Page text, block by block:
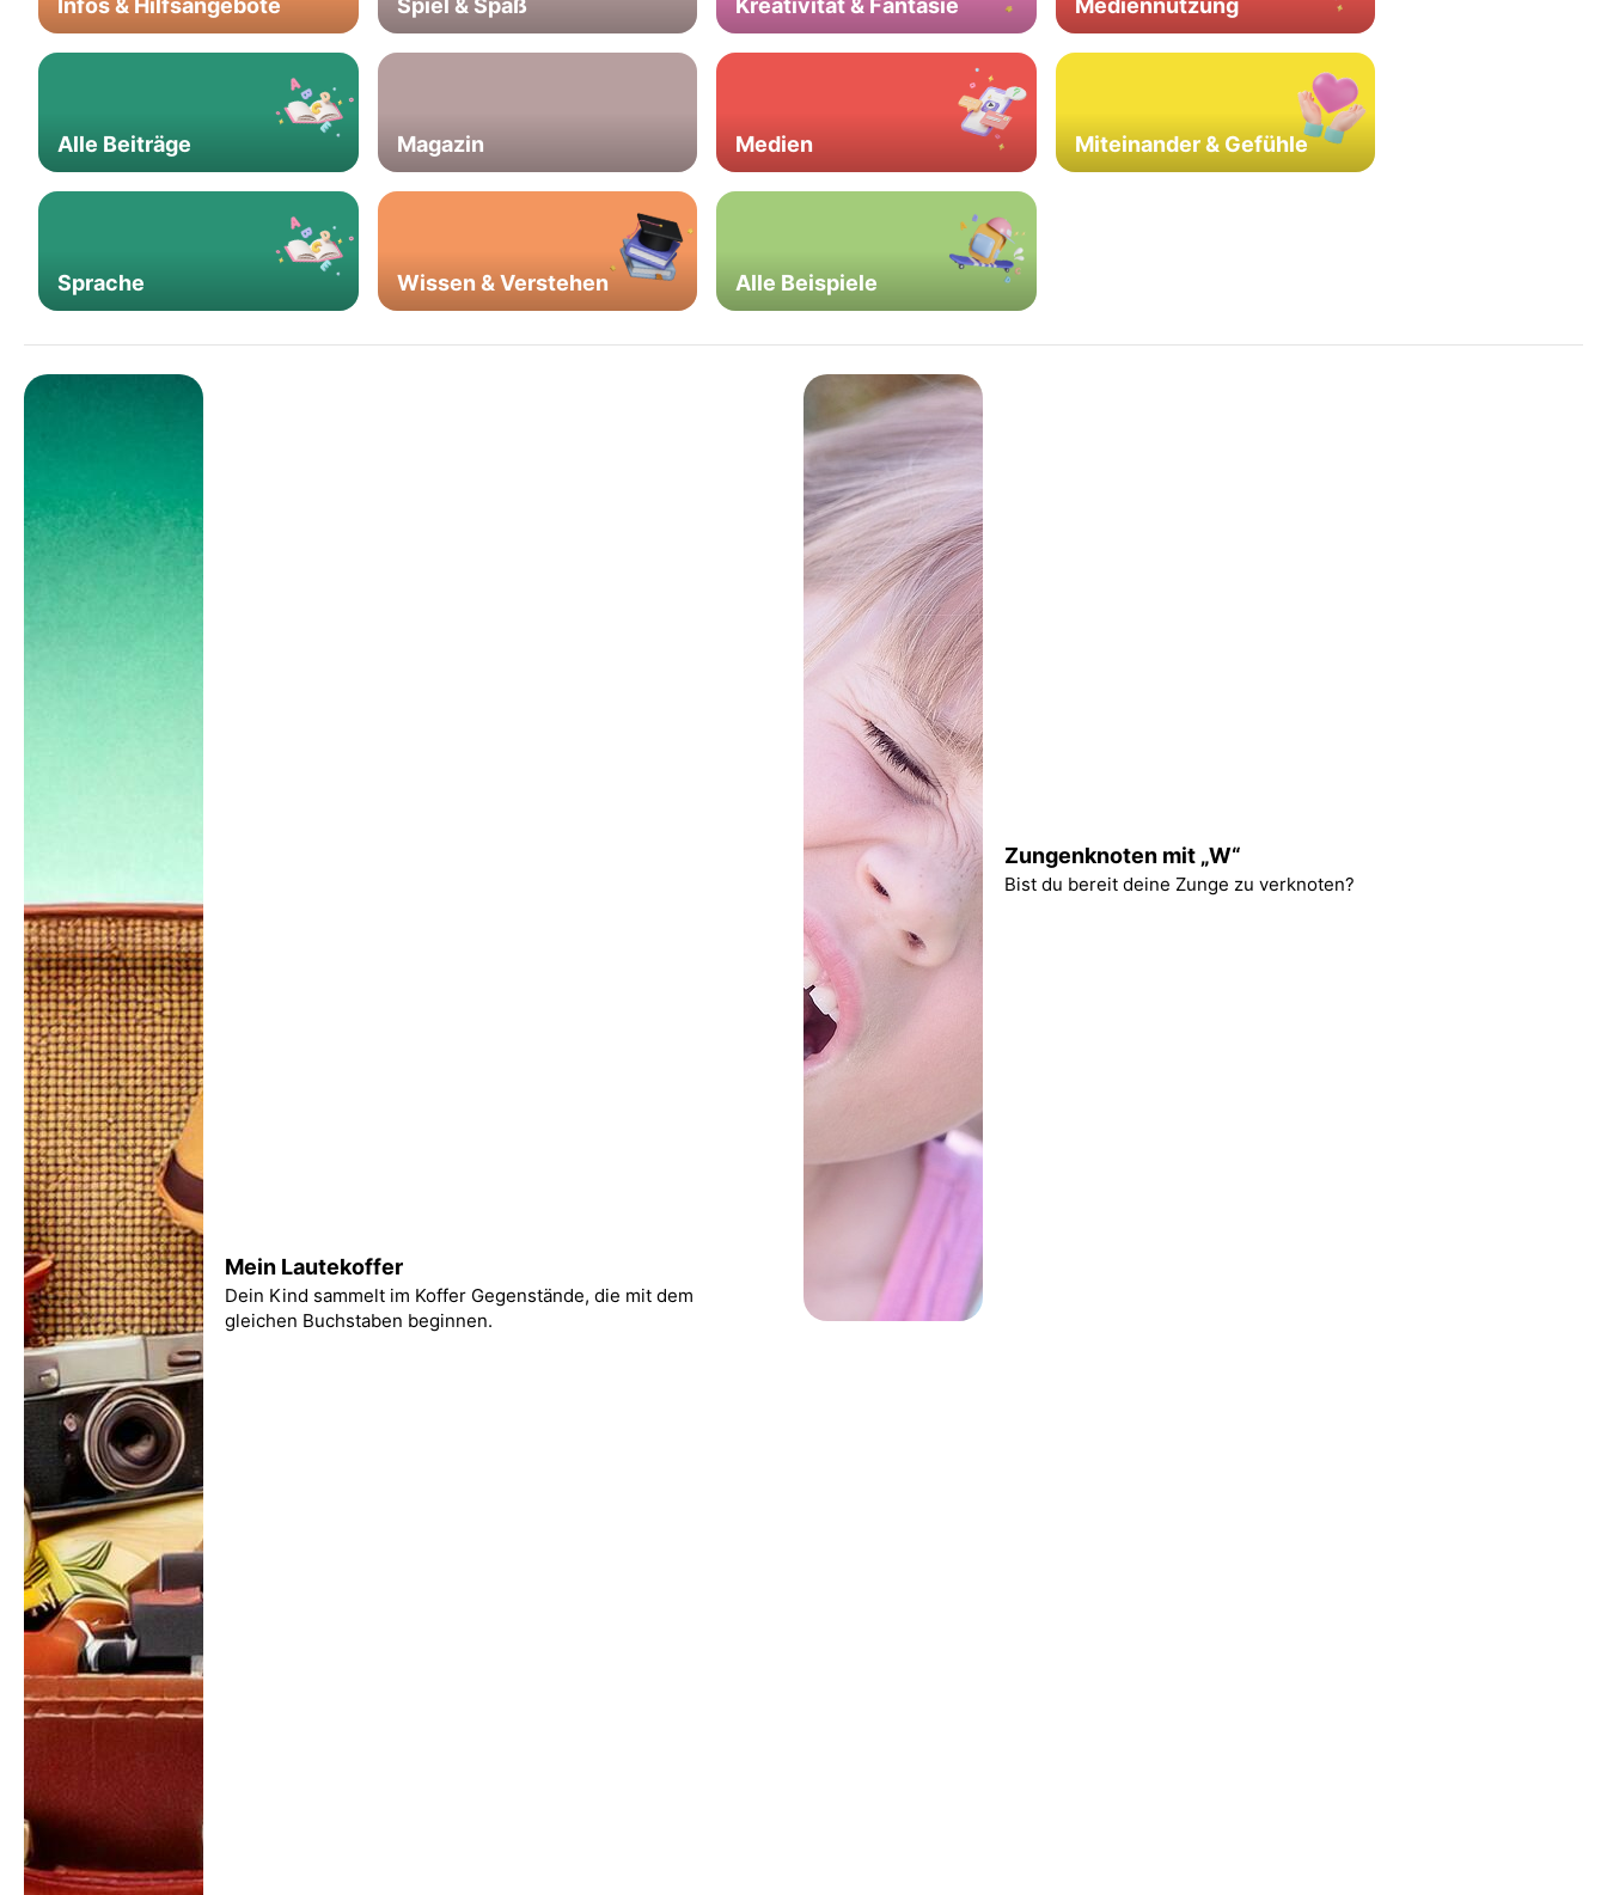
Infos & Hilfsangebote Spiel & Spaß Kreativität & Fantasie Mediennutzung
Alle Beiträge Magazin Medien Miteinander & Gefühle
Sprache Wissen & Verstehen Alle Beispiele
Mein Lautekoffer
Dein Kind sammelt im Koffer Gegenstände, die mit dem
gleichen Buchstaben beginnen.
Zungenknoten mit „W“
Bist du bereit deine Zunge zu verknoten?